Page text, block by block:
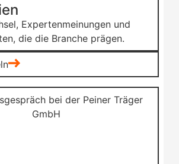
Expertenmeinungen und
die die Branche prägen.